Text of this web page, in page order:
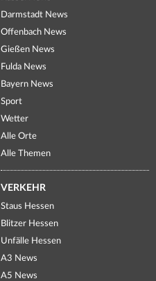
Darmstadt News
Offenbach News
Gießen News
Fulda News
Bayern News
Sport
Wetter
Alle Orte
Alle Themen
VERKEHR
Staus Hessen
Blitzer Hessen
Unfälle Hessen
A3 News
A5 News